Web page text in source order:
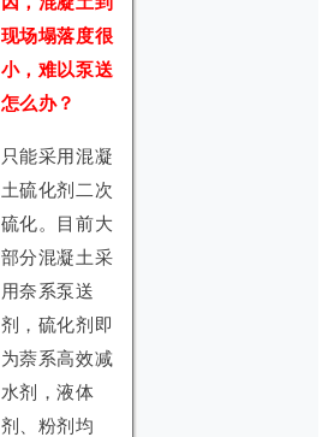
现场塌落度很
小，难以泵送
怎么办？
只能采用混凝
土硫化剂二次
硫化。目前大
部分混凝土采
用奈系泵送
剂，硫化剂即
为萘系高效减
水剂，液体
剂、粉剂均